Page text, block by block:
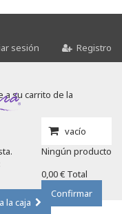
sesión Registro
vacío
Ningún producto
0,00 € Total
Confirmar
a su carrito de la
la caja